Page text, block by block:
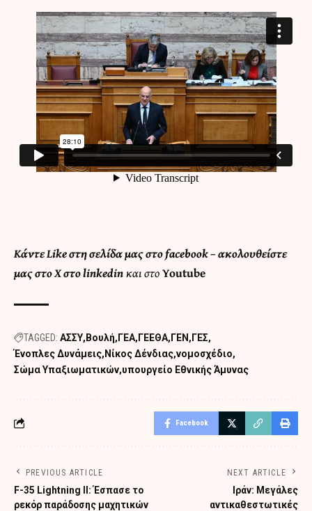
ΚάντεLike στη σελίδα μας στο facebook– ακολουθείστε
μας στοXστοlinkedinκαι στοYoutube
TAGGED: ΑΣΣΥ Βουλή ΓΕΑ ΓΕΕΘΑ ΓΕΝ
ΓΕΣ
Ένοπλες Δυνάμεις Νίκος Δένδιας νομοσχέδιο
Σώμα Υπαξιωματικών υπουργείο Εθνικής Άμυνας
Facebook
PREVIOUS ARTICLE
F-35 Lightning II: Έσπασε το
ρεκόρ παράδοσης μαχητικών
NEXT ARTICLE
Ιράν: Μεγάλες
αντικαθεστωτικές